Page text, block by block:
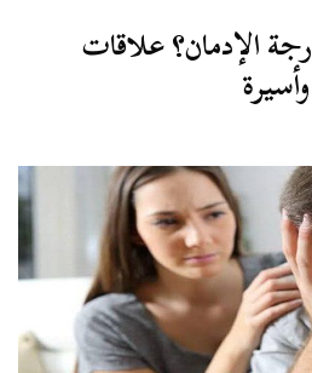
الإدمان؟ علاقات